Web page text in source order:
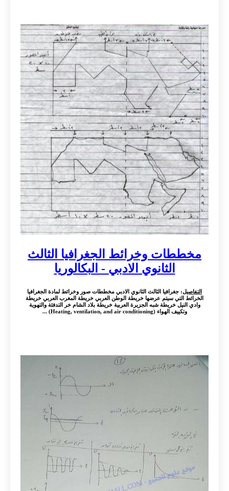
مخططات وخرائط الجغرافيا الثالث
الثانوي الادبي - البكالوريا
التفاصيل: جغرافيا الثالث الثانوي الادبي مخططات صور وخرائط لمادة الجغرافيا
الخرائط التي سيتم عرضها خريطة الوطن العربي خريطة المغرب العربي خريطة
وادي النيل خريطة شبه الجزيرة العربية خريطة بلاد الشام خر التدفئة والتهوية
وتكييف الهواء (Heating, ventilation, and air conditioning) ...